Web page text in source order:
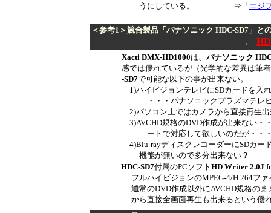
うにしている。 ⇒「 エジ
＜参考1＞ 競合製品「パナソニック HDC-SD7」と
→
Xacti DMX-HD1000は、 パナソニック
感では優れているが（光学的な差異は筆者
-SD7で可能な以下の事が出来ない。
1)ハイビジョンテレビにSDカードを入れ
・・・パナソニックプラズマテレビTH-
2)パソコン上ではカメラから直接再生
3)AVCHD規格のDVD作成が出来ない・
ー ト で対応して欲しいのだが・・
4)Blu-rayディスクレコーダーにSDカー
機能が無いので多分出来ない？
HDC-SD7付属のPCソフト HD Writer 2.0J
フルハイビジョンのMPEG-4/H.264フ
通常のDVD作成以外にAVCHD規格のま
から直接全画面再生 も出来るという優